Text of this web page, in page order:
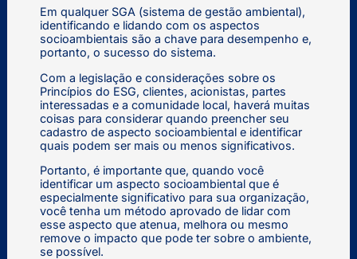
Em qualquer SGA (sistema de gestão ambiental),
identificando e lidando com os aspectos
socioambientais são a chave para desempenho e,
portanto, o sucesso do sistema.
Com a legislação e considerações sobre os
Princípios do ESG, clientes, acionistas, partes
interessadas e a comunidade local, haverá muitas
coisas para considerar quando preencher seu
cadastro de aspecto socioambiental e identificar
quais podem ser mais ou menos significativos.
Portanto, é importante que, quando você
identificar um aspecto socioambiental que é
especialmente significativo para sua organização,
você tenha um método aprovado de lidar com
esse aspecto que atenua, melhora ou mesmo
remove o impacto que pode ter sobre o ambiente,
se possível.